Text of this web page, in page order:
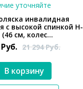
*}
уточняйте
инвалидная
с высокой спинкой H-
(46 см, колес...
Руб. 21 294Руб.
В корзину